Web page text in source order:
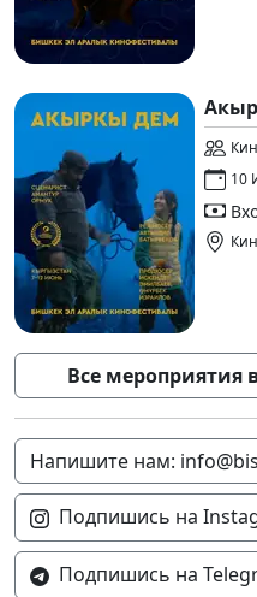
10
Все мероприятия
Напишите нам:
Подпишись на
Подпишись на